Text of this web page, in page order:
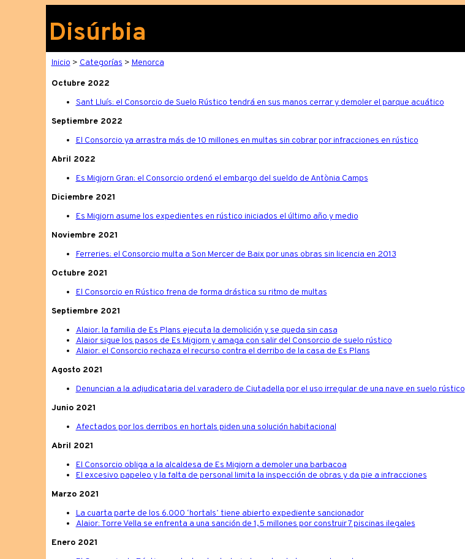
Disúrbia
Inicio > Categorías > Menorca
Octubre 2022
Sant Lluís: el Consorcio de Suelo Rústico tendrá en sus manos cerrar y demoler el parque acuático
Septiembre 2022
El Consorcio ya arrastra más de 10 millones en multas sin cobrar por infracciones en rústico
Abril 2022
Es Migjorn Gran: el Consorcio ordenó el embargo del sueldo de Antònia Camps
Diciembre 2021
Es Migjorn asume los expedientes en rústico iniciados el último año y medio
Noviembre 2021
Ferreries: el Consorcio multa a Son Mercer de Baix por unas obras sin licencia en 2013
Octubre 2021
El Consorcio en Rústico frena de forma drástica su ritmo de multas
Septiembre 2021
Alaior: la familia de Es Plans ejecuta la demolición y se queda sin casa
Alaior sigue los pasos de Es Migjorn y amaga con salir del Consorcio de suelo rústico
Alaior: el Consorcio rechaza el recurso contra el derribo de la casa de Es Plans
Agosto 2021
Denuncian a la adjudicataria del varadero de Ciutadella por el uso irregular de una nave en suelo rústico
Junio 2021
Afectados por los derribos en hortals piden una solución habitacional
Abril 2021
El Consorcio obliga a la alcaldesa de Es Migjorn a demoler una barbacoa
El excesivo papeleo y la falta de personal limita la inspección de obras y da pie a infracciones
Marzo 2021
La cuarta parte de los 6.000 ‘hortals’ tiene abierto expediente sancionador
Alaior: Torre Vella se enfrenta a una sanción de 1,5 millones por construir 7 piscinas ilegales
Enero 2021